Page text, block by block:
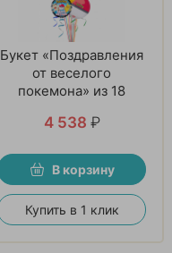
Букет «Поздравления
от веселого
покемона» из 18
4 538 ₽
В корзину
Купить в 1 клик